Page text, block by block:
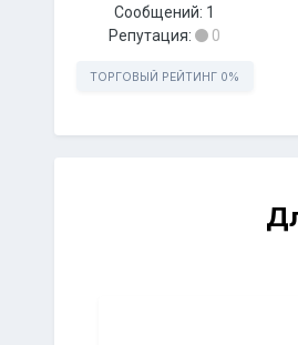
Сообщений: 1
Репутация:
0
ТОРГОВЫЙ РЕЙТИНГ 0%